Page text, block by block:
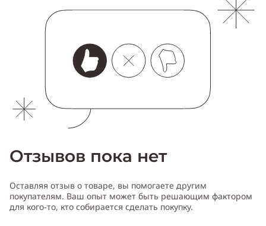
Отзывов пока нет
Оставляя отзыв о товаре, вы помогаете другим
покупателям. Ваш опыт может быть решающим фактором
для кого-то, кто собирается сделать покупку.